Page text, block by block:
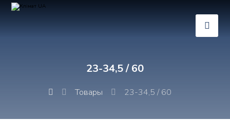
23-34,5 / 60
Товары 23-34,5 / 60